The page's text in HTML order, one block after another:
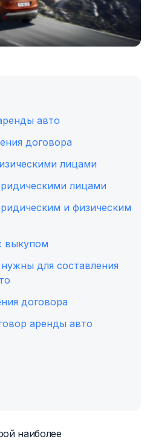
авто
договора
лицами
лицами
и физическим
выкупом
для составления
договора
аренды авто
наиболее